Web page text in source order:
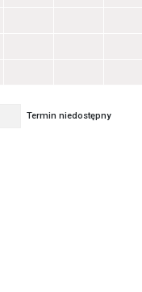
Termin niedostępny